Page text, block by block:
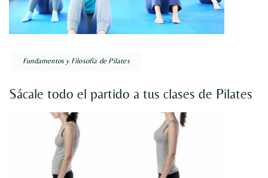
Fundamentos y Filosofía de Pilates
Sácale todo el partido a tus clases de Pilates